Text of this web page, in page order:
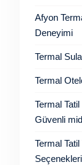
Afyon
Deneyimi
Termal
Termal
Termal
Güvenli
Termal